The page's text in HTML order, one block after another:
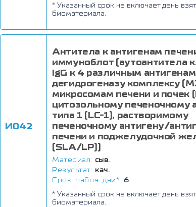
* Указанный срок не включает день
биоматериала.
И042
Антитела к антигенам
иммуноблот (аутоантитела
IgG к 4 различным
дегидрогеназу комплексу
микросомам печени и почек
цитозольному печеночному
типа 1 (LC-1), растворимому
печеночному антигену/
печени и поджелудочной
(SLA/LP))
Материал: сыв.
Результат: кач.
Срок, рабоч. дни*: 6
* Указанный срок не включает день
биоматериала.